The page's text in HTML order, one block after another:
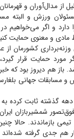
از مدال‌آوران و
ورزش و البته
و اگر می‌خواهیم
مادی و معنوی حمایت
وزنه‌برداری
مورد حمایت قرار
باز هم دیروز بود که
و مسابقات جهانی
گذشته ثابت کرده
شمشیربازان
بازماندند. حالا
هم جدی گرفته